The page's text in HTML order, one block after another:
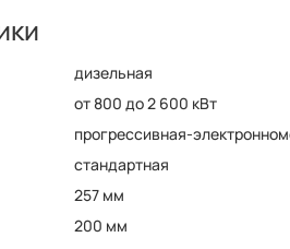
дизельная
от 800 до 2 600 кВт
прогрессивная-
стандартная
257 мм
200 мм